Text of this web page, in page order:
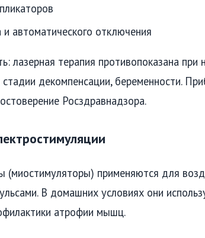
автоматического отключения
лазерная терапия противопоказана при
декомпенсации, беременности.
Росздравнадзора.
(миостимуляторы) применяются для
В домашних условиях они
атрофии мышц.